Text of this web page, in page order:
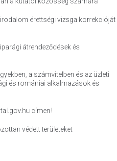
érettségi vizsga korrekcióját
átrendeződések és
a számvitelben és az üzleti
és romániai alkalmazások és
címen!
védett területeket